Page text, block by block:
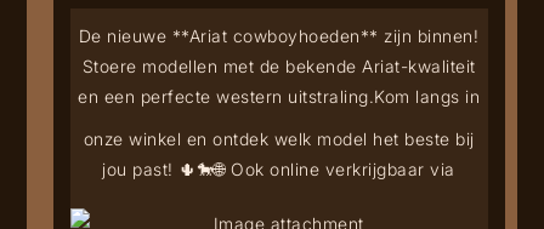
De nieuwe **Ariat cowboyhoeden** zijn binnen!
Stoere modellen met de bekende Ariat-kwaliteit
en een perfecte western uitstraling.Kom langs in
onze winkel en ontdek welk model het beste bij
jou past! 🌵🐎🌐 Ook online verkrijgbaar via